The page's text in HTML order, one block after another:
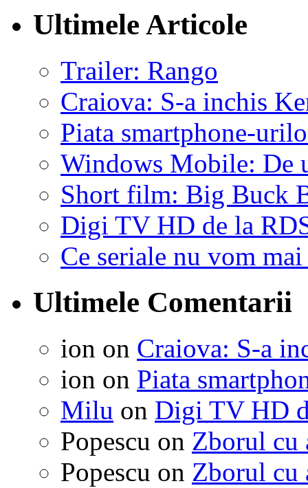
Ultimele Articole
Trailer: Rango
Craiova: S-a inchis
Piata smartphone-
Windows Mobile: De
Short film: Big Buck
Digi TV HD de la
Ce seriale nu vom
Ultimele Comentarii
ion on Craiova: S-a
ion on Piata
Milu on Digi TV HD
Popescu on Zborul cu
Popescu on Zborul cu